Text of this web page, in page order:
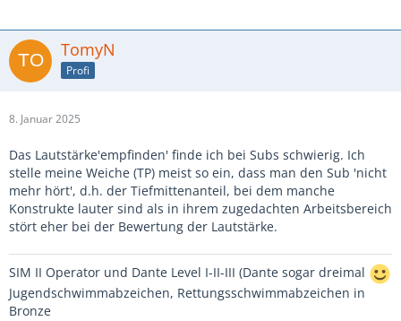
TomyN
Profi
8. Januar 2025
Das Lautstärke'empfinden' finde ich bei Subs schwierig. Ich
stelle meine Weiche (TP) meist so ein, dass man den Sub 'nicht
mehr hört', d.h. der Tiefmittenanteil, bei dem manche
Konstrukte lauter sind als in ihrem zugedachten Arbeitsbereich
stört eher bei der Bewertung der Lautstärke.
SIM II Operator und Dante Level I-II-III (Dante sogar dreimal
Jugendschwimmabzeichen, Rettungsschwimmabzeichen in
Bronze